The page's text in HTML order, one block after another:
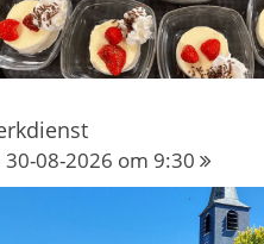
30-08-2026 om 9:30